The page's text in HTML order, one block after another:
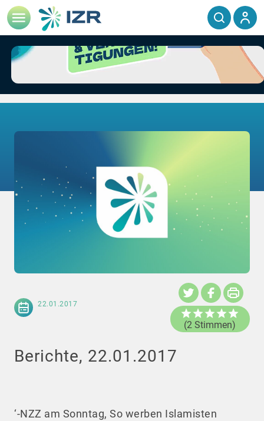
22.01.2017
(2 Stimmen)
Berichte, 22.01.2017
‘-NZZ am Sonntag, So werben Islamisten